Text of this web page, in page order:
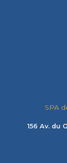
SPA
156 Av. du